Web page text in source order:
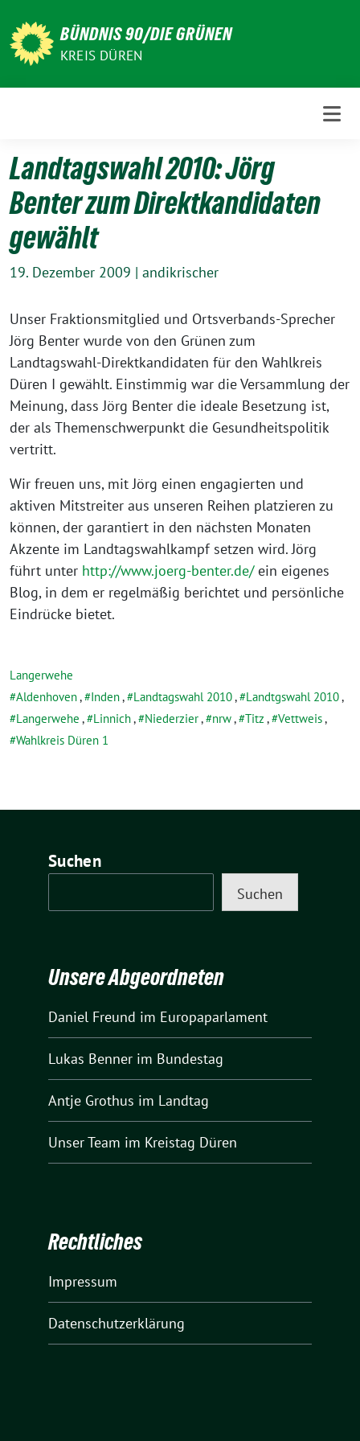
zum
Inhalt
BÜNDNIS 90/DIE GRÜNEN
KREIS DÜREN
Landtagswahl 2010: Jörg
Benter zum Direktkandidaten
gewählt
19. Dezember 2009 | andikrischer
Unser Fraktionsmitglied und Ortsverbands-Sprecher
Jörg Benter wurde von den Grünen zum
Landtagswahl-Direktkandidaten für den Wahlkreis
Düren I gewählt. Einstimmig war die Versammlung der
Meinung, dass Jörg Benter die ideale Besetzung ist,
der als Themenschwerpunkt die Gesundheitspolitik
vertritt.
Wir freuen uns, mit Jörg einen engagierten und
aktiven Mitstreiter aus unseren Reihen platzieren zu
können, der garantiert in den nächsten Monaten
Akzente im Landtagswahlkampf setzen wird. Jörg
führt unter http://www.joerg-benter.de/ein eigenes
Blog, in dem er regelmäßig berichtet und persönliche
Eindrücke bietet.
Langerwehe
Aldenhoven, Inden, Landtagswahl 2010, Landtgswahl 2010,
Langerwehe , Linnich, Niederzier, nrw, Titz , Vettweis,
Wahlkreis Düren 1
Suchen
Suchen
Unsere Abgeordneten
Daniel Freund im Europaparlament
Lukas Benner im Bundestag
Antje Grothus im Landtag
Unser Team im Kreistag Düren
Rechtliches
Impressum
Datenschutzerklärung